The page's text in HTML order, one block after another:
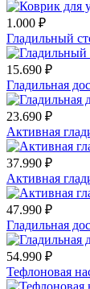
1.000 ₽
Гладильный
15.690 ₽
Гладильная
23.690 ₽
Активная
37.990 ₽
Активная
47.990 ₽
Гладильная
54.990 ₽
Тефлоновая